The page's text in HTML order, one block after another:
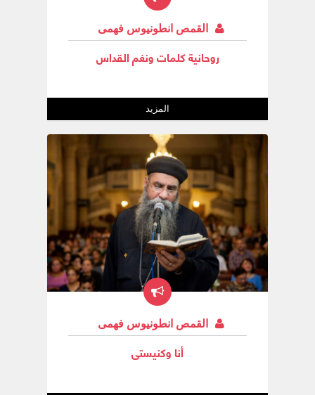
القمص انطونيوس فهمى
روحانية كلمات ونغم القداس
المزيد
القمص انطونيوس فهمى
أنا وكنيستى